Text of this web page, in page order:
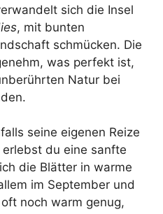
sich die Insel
, mit bunten
schmücken. Die
was perfekt ist,
Natur bei
seine eigenen Reize
du eine sanfte
die Blätter in warme
im September und
noch warm genug,